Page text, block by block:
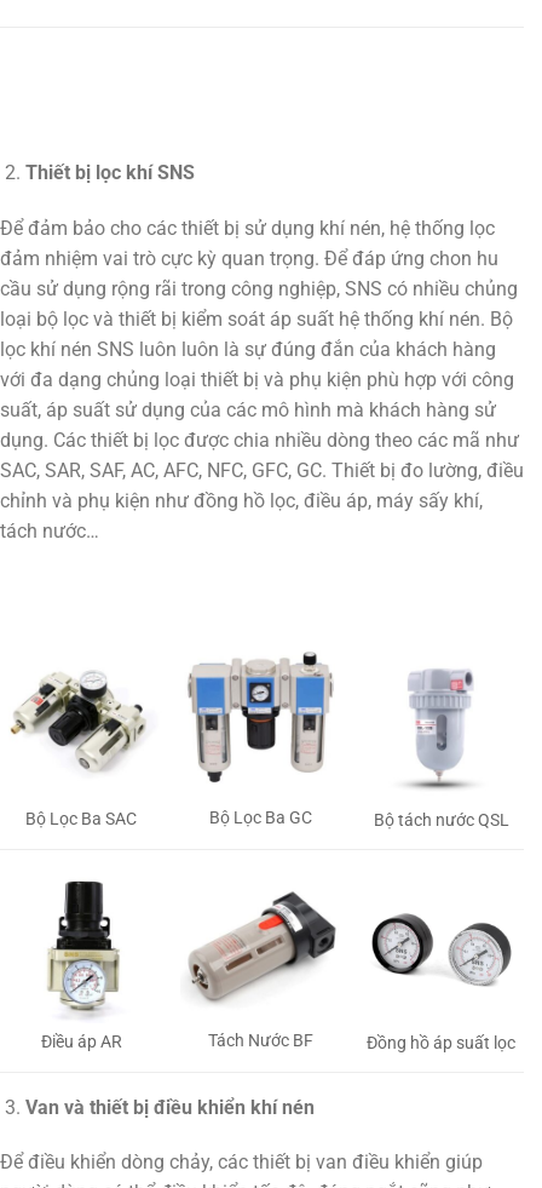
Thiết bị lọc khí SNS
Để đảm bảo cho các thiết bị sử dụng khí nén, hệ thống lọc
đảm nhiệm vai trò cực kỳ quan trọng. Để đáp ứng chon hu
cầu sử dụng rộng rãi trong công nghiệp, SNS có nhiều chủng
loại bộ lọc và thiết bị kiểm soát áp suất hệ thống khí nén. Bộ
lọc khí nén SNS luôn luôn là sự đúng đắn của khách hàng
với đa dạng chủng loại thiết bị và phụ kiện phù hợp với công
suất, áp suất sử dụng của các mô hình mà khách hàng sử
dụng. Các thiết bị lọc được chia nhiều dòng theo các mã như
SAC, SAR, SAF, AC, AFC, NFC, GFC, GC. Thiết bị đo lường, điều
chỉnh và phụ kiện như đồng hồ lọc, điều áp, máy sấy khí,
tách nước…
Bộ Lọc Ba SAC Bộ Lọc Ba GC Bộ tách nước QSL
Điều áp AR Tách Nước BF Đồng hồ áp suất lọc
Van và thiết bị điều khiển khí nén
Để điều khiển dòng chảy, các thiết bị van điều khiển giúp